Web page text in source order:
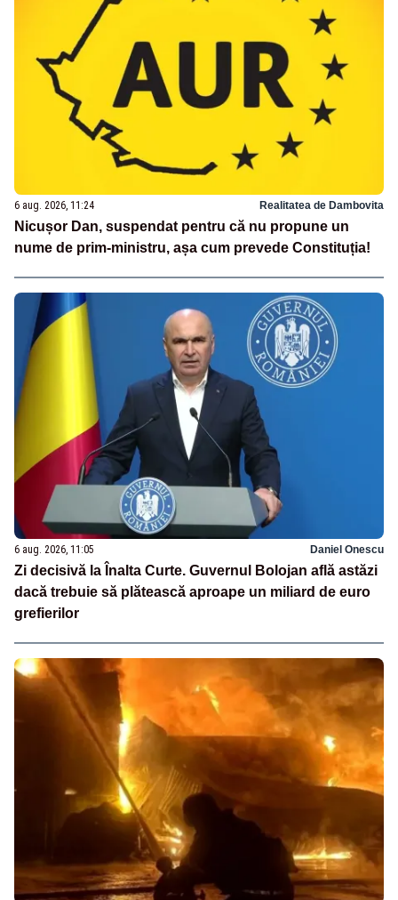
6 aug. 2026, 11:24 Realitatea de Dambovita
Nicușor Dan, suspendat pentru că nu propune un
nume de prim-ministru, așa cum prevede Constituția!
6 aug. 2026, 11:05 Daniel Onescu
Zi decisivă la Înalta Curte. Guvernul Bolojan află astăzi
dacă trebuie să plătească aproape un miliard de euro
grefierilor